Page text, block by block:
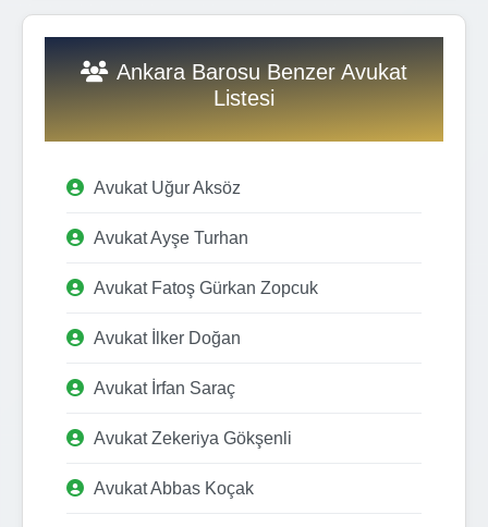
Ankara Barosu Benzer Avukat
Listesi
Avukat Uğur Aksöz
Avukat Ayşe Turhan
Avukat Fatoş Gürkan Zopcuk
Avukat İlker Doğan
Avukat İrfan Saraç
Avukat Zekeriya Gökşenli
Avukat Abbas Koçak